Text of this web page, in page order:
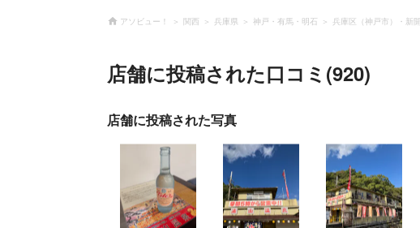
アソビュー！ 関西 兵庫県 神戸・有馬・明石 兵庫区（神戸市）・新
店舗に投稿された口コミ(920)
店舗に投稿された写真